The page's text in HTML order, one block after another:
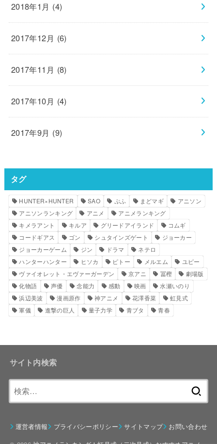
2018年1月 (4)
2017年12月 (6)
2017年11月 (8)
2017年10月 (4)
2017年9月 (9)
タグ
HUNTER×HUNTER SAO ぷふ まどマギ
アニソン
アニソンランキング
アニメ
アニメランキング
キメラアント
キルア グリードアイランド
コムギ
コードギアス
ゴン シュタインズゲート
ジョーカー
ジョーカーゲーム
ジン ドラマ
ネテロ
ハンターハンター
ヒソカ ピトー メルエム
ユピー
ヴァイオレット・エヴァーガーデン
京アニ 冨樫
劇場版
化物語
声優 念能力 感動 映画
水瀬いのり
浜辺美波
漫画原作 神アニメ 花澤香菜
虹見式
軍儀
進撃の巨人 量子力学 青ブタ 青春
サイト内検索
運営者情報 プライバシーポリシー サイトマップ
お問い合わせ